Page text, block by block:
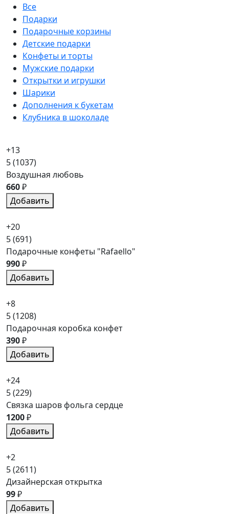
Все
Подарки
Подарочные корзины
Детские подарки
Конфеты и торты
Мужские подарки
Открытки и игрушки
Шарики
Дополнения к букетам
Клубника в шоколаде
+13
5(1037)
Воздушная любовь
660₽
Добавить
+20
5(691)
Подарочные конфеты "Rafaello"
990₽
Добавить
+8
5(1208)
Подарочная коробка конфет
390₽
Добавить
+24
5(229)
Связка шаров фольга сердце
1200₽
Добавить
+2
5(2611)
Дизайнерская открытка
99₽
Добавить